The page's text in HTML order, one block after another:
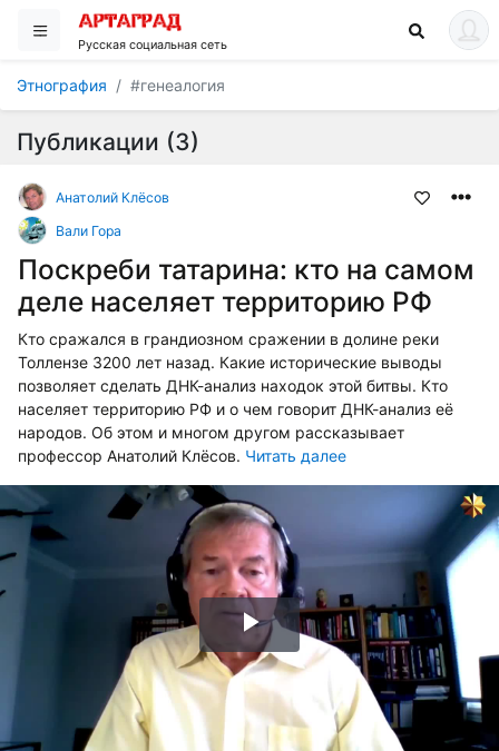
Русская социальная сеть
Этнография #генеалогия
Публикации (3)
Анатолий Клёсов
Вали Гора
Поскреби татарина: кто на самом
деле населяет территорию РФ
Кто сражался в грандиозном сражении в долине реки
Толлензе 3200 лет назад. Какие исторические выводы
позволяет сделать ДНК-анализ находок этой битвы. Кто
населяет территорию РФ и о чем говорит ДНК-анализ её
народов. Об этом и многом другом рассказывает
профессор Анатолий Клёсов. Читать далее
Воспроизвести
видео